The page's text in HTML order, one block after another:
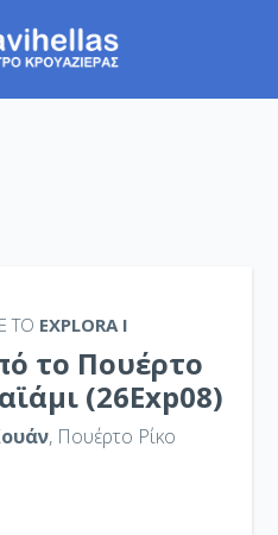
ΤΟ EXPLORA I
το Πουέρτο
(26Exp08)
, Πουέρτο Ρίκο